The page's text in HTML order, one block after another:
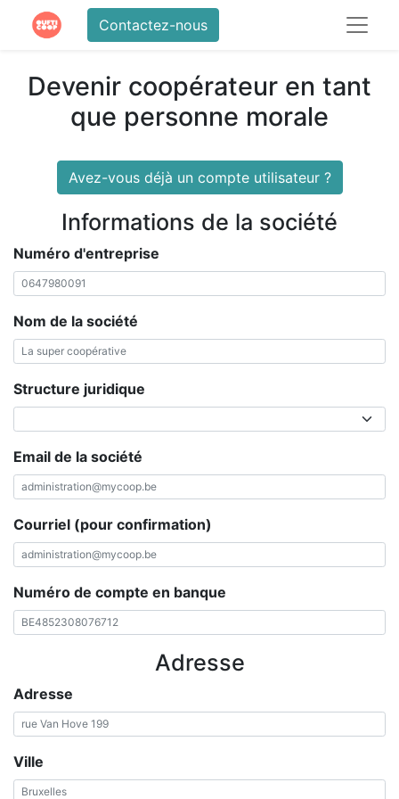
Contactez-nous
Devenir coopérateur en tant
que personne morale
Avez-vous déjà un compte utilisateur ?
Informations de la société
Numéro d'entreprise
Nom de la société
Structure juridique
Email de la société
Courriel (pour confirmation)
Numéro de compte en banque
Adresse
Adresse
Ville